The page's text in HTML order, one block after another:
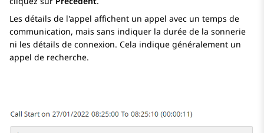
Les détails de l'appel affichent un appel avec un temps de
communication, mais sans indiquer la durée de la sonnerie
ni les détails de connexion. Cela indique généralement un
appel de recherche.